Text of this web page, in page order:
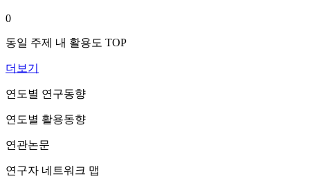
0
동일 주제 내 활용도 TOP
더보기
연도별 연구동향
연도별 활용동향
연관논문
연구자 네트워크 맵